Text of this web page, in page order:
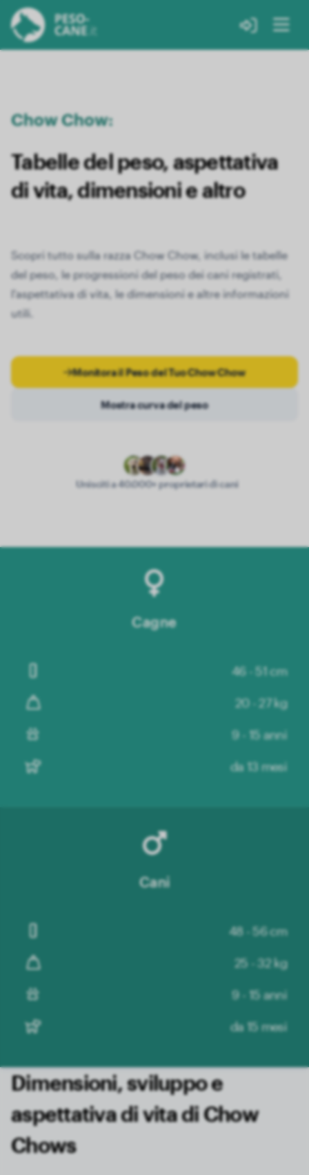
Chow Chow:
Tabelle del peso, aspettativa
di vita, dimensioni e altro
Scopri tutto sulla razza Chow Chow, inclusi le tabelle
del peso, le progressioni del peso dei cani registrati,
l'aspettativa di vita, le dimensioni e altre informazioni
utili.
Monitora il Peso del Tuo Chow Chow
Mostra curva del peso
Unisciti a 40.000+ proprietari di cani
Cagne
46 - 51 cm
20 - 27 kg
9 - 15 anni
da 13 mesi
Cani
48 - 56 cm
25 - 32 kg
9 - 15 anni
da 15 mesi
Dimensioni, sviluppo e
aspettativa di vita di Chow
Chows